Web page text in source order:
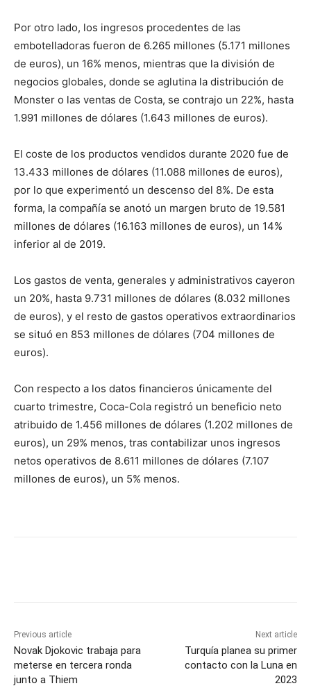
Por otro lado, los ingresos procedentes de las
embotelladoras fueron de 6.265 millones (5.171 millones
de euros), un 16% menos, mientras que la división de
negocios globales, donde se aglutina la distribución de
Monster o las ventas de Costa, se contrajo un 22%, hasta
1.991 millones de dólares (1.643 millones de euros).
El coste de los productos vendidos durante 2020 fue de
13.433 millones de dólares (11.088 millones de euros),
por lo que experimentó un descenso del 8%. De esta
forma, la compañía se anotó un margen bruto de 19.581
millones de dólares (16.163 millones de euros), un 14%
inferior al de 2019.
Los gastos de venta, generales y administrativos cayeron
un 20%, hasta 9.731 millones de dólares (8.032 millones
de euros), y el resto de gastos operativos extraordinarios
se situó en 853 millones de dólares (704 millones de
euros).
Con respecto a los datos financieros únicamente del
cuarto trimestre, Coca-Cola registró un beneficio neto
atribuido de 1.456 millones de dólares (1.202 millones de
euros), un 29% menos, tras contabilizar unos ingresos
netos operativos de 8.611 millones de dólares (7.107
millones de euros), un 5% menos.
Previous article
Novak Djokovic trabaja para
meterse en tercera ronda
junto a Thiem
Next article
Turquía planea su primer
contacto con la Luna en
2023